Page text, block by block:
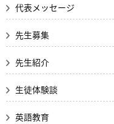
代表メッセージ
先生募集
先生紹介
生徒体験談
英語教育